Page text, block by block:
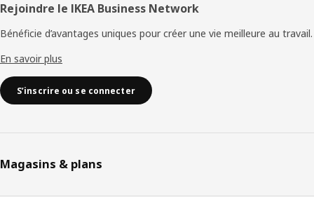
Rejoindre le IKEA Business Network
Bénéficie d’avantages uniques pour créer une vie meilleure au travail.
En savoir plus
S’inscrire ou se connecter
Magasins & plans